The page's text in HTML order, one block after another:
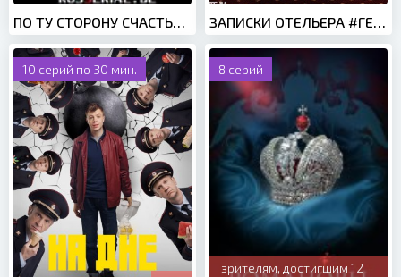
10 серий по 30 мин. 8 серий
зрителям, достигшим 12